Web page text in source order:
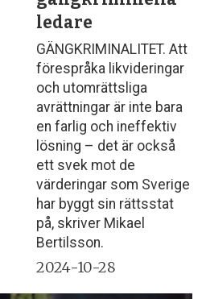
ledare
GÄNGKRIMINALITET. Att
förespråka likvideringar
och utomrättsliga
avrättningar är inte bara
en farlig och ineffektiv
lösning – det är också
ett svek mot de
värderingar som Sverige
har byggt sin rättsstat
på, skriver Mikael
Bertilsson.
2024-10-28